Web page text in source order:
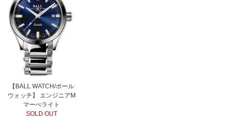
【BALL WATCH/ボール
ウォッチ】 エンジニアM
マーべライト
SOLD OUT